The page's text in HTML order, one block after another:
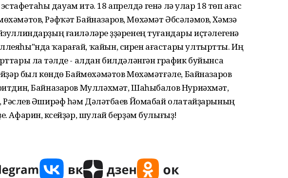
эстафетаһы дауам итә. 18 апрелдә генә лә улар 18 төп ағас
Рәфҡәт Байназаров, Мөхәмәт Әбсәләмов, Хәмзә
ғаиләләре үҙҙәренең туғандары иҫтәлегенә
ҡарағай, ҡайын, сирен ағастары ултыртты. Иң
ла үтәлде - алдан билдәләнгән график буйынса
был көндө Баймөхәмәтов Мөхәмәтғәле, Байназаров
Байназаров Мулләхмәт, Шаһыбалов Нуриәхмәт,
Әширәф һәм Дәүләтбаев Йомабай олатайҙарының
Афарин, күсейҙәр, шулай берҙәм булығыҙ!